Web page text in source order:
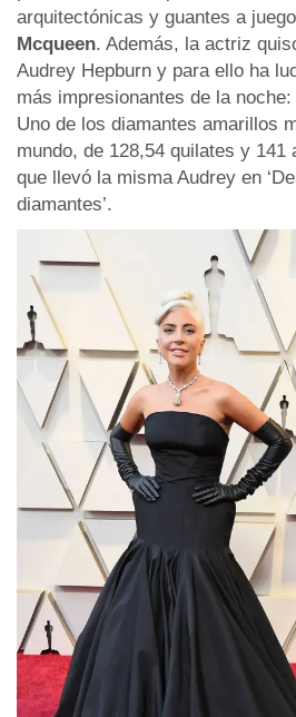
arquitectónicas y guantes a
Mcqueen. Además, la actriz
Audrey Hepburn y para ello ha
más impresionantes de la noche:
Uno de los diamantes amarillos
mundo, de 128,54 quilates y 141
que llevó la misma Audrey en
diamantes’.